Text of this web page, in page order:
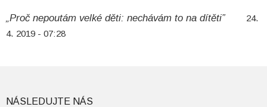
„Proč nepoutám velké děti: nechávám to na dítěti”
24.
4. 2019 - 07:28
NÁSLEDUJTE NÁS